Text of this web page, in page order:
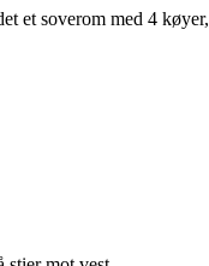
et soverom med 4 køyer,